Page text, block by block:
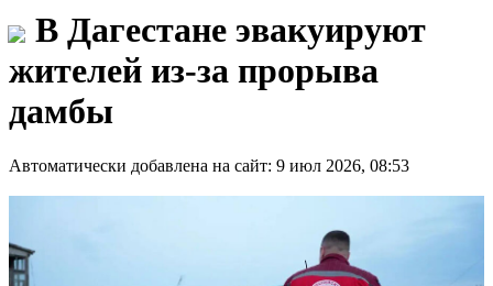
В Дагестане эвакуируют
жителей из-за прорыва
дамбы
Автоматически добавлена на сайт: 9 июл 2026, 08:53